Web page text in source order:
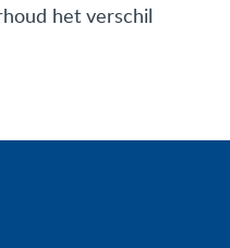
het verschil